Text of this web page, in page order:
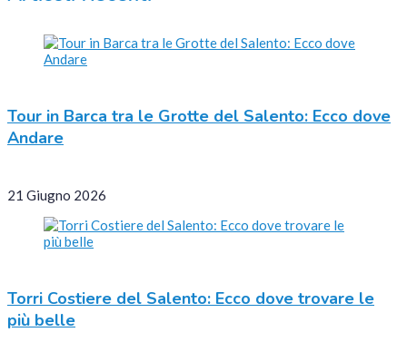
Tour in Barca tra le Grotte del Salento: Ecco dove
Andare
21 Giugno 2026
Torri Costiere del Salento: Ecco dove trovare le
più belle